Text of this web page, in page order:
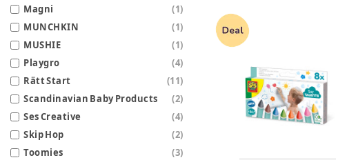
Magni
(1)
MUNCHKIN
(1)
MUSHIE
(1)
Playgro
(4)
Rätt Start
(11)
Scandinavian Baby Products
(2)
Ses Creative
(4)
Skip Hop
(2)
Toomies
(3)